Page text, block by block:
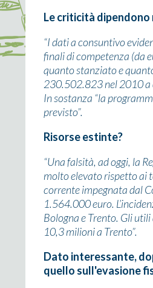
Le criticità
“I dati a consuntivo
finali di competenza (da
quanto stanziato e
230.502.823 nel 2010 a
In sostanza “la
previsto”.
Risorse estinte?
“Una falsità, ad oggi, la
molto elevato rispetto ai
corrente impegnata dal
1.564.000 euro.
Bologna e Trento. Gli
10,3 milioni a Trento”.
Dato interessante,
quello sull'evasione